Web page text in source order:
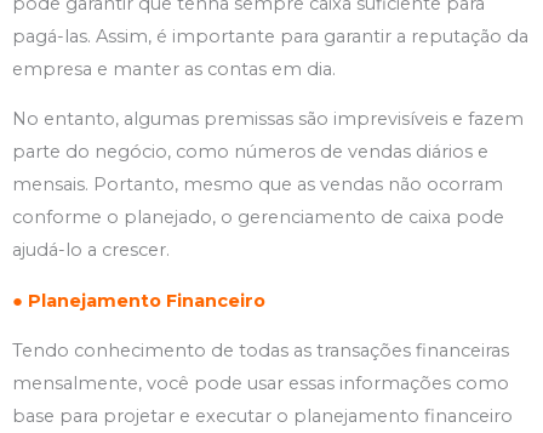
pagá-las. Assim, é importante para garantir a reputação da
empresa e manter as contas em dia.
No entanto, algumas premissas são imprevisíveis e fazem
parte do negócio, como números de vendas diários e
mensais. Portanto, mesmo que as vendas não ocorram
conforme o planejado, o gerenciamento de caixa pode
ajudá-lo a crescer.
● Planejamento Financeiro
Tendo conhecimento de todas as transações financeiras
mensalmente, você pode usar essas informações como
base para projetar e executar o planejamento financeiro